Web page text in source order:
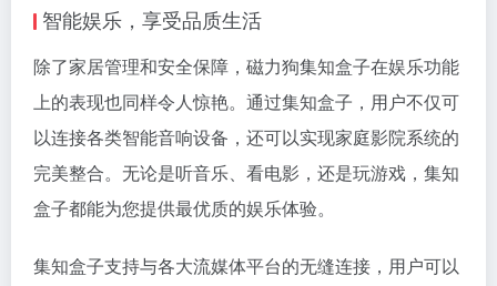
智能娱乐，享受品质生活
除了家居管理和安全保障，磁力狗集知盒子在娱乐功能
上的表现也同样令人惊艳。通过集知盒子，用户不仅可
以连接各类智能音响设备，还可以实现家庭影院系统的
完美整合。无论是听音乐、看电影，还是玩游戏，集知
盒子都能为您提供最优质的娱乐体验。
集知盒子支持与各大流媒体平台的无缝连接，用户可以